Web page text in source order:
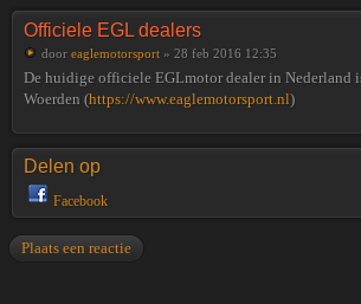
Officiele EGL dealers
door eaglemotorsport » 28 feb 2016 12:35
De huidige officiele EGLmotor dealer in Nederland
Woerden (https://www.eaglemotorsport.nl)
Delen op
Facebook
Plaats een reactie